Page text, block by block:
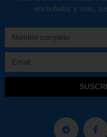
enchufados y más,